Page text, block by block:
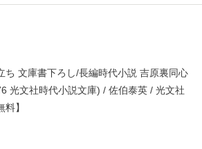
ち 文庫書下ろし/長編時代小説 吉原裏同心
光文社時代小説文庫) / 佐伯泰英 / 光文社
】